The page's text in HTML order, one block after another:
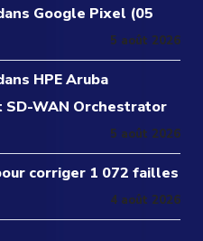
Google Pixel (05
5 août 2026
HPE Aruba
SD-WAN Orchestrator
5 août 2026
corriger 1 072 failles
4 août 2026